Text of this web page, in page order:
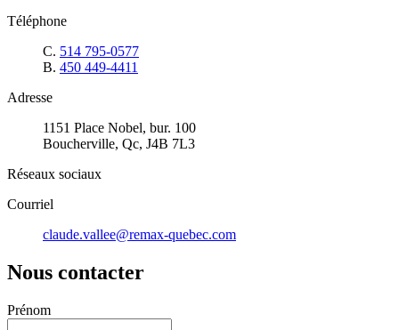
Téléphone
C. 514 795-0577
B. 450 449-4411
Adresse
1151 Place Nobel, bur. 100
Boucherville, Qc, J4B 7L3
Réseaux sociaux
Courriel
claude.vallee@remax-quebec.com
Nous contacter
Prénom